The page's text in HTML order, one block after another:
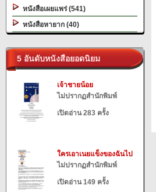
หนังสือเผยแพร่ (541)
หนังสือหายาก (40)
5 อันดับหนังสือยอดนิยม
เจ้าชายน้อย
ไม่ปรากฏสำนักพิมพ์
เปิดอ่าน 283 ครั้ง
ใครเอาเนยแข็งของฉันไป
ไม่ปรากฏสำนักพิมพ์
เปิดอ่าน 149 ครั้ง